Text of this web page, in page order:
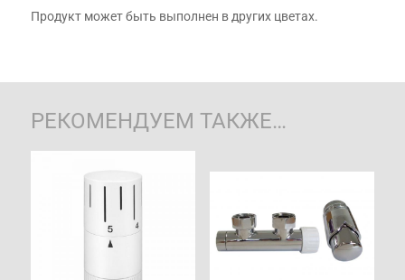
Продукт может быть выполнен в других цветах.
РЕКОМЕНДУЕМ ТАКЖЕ…